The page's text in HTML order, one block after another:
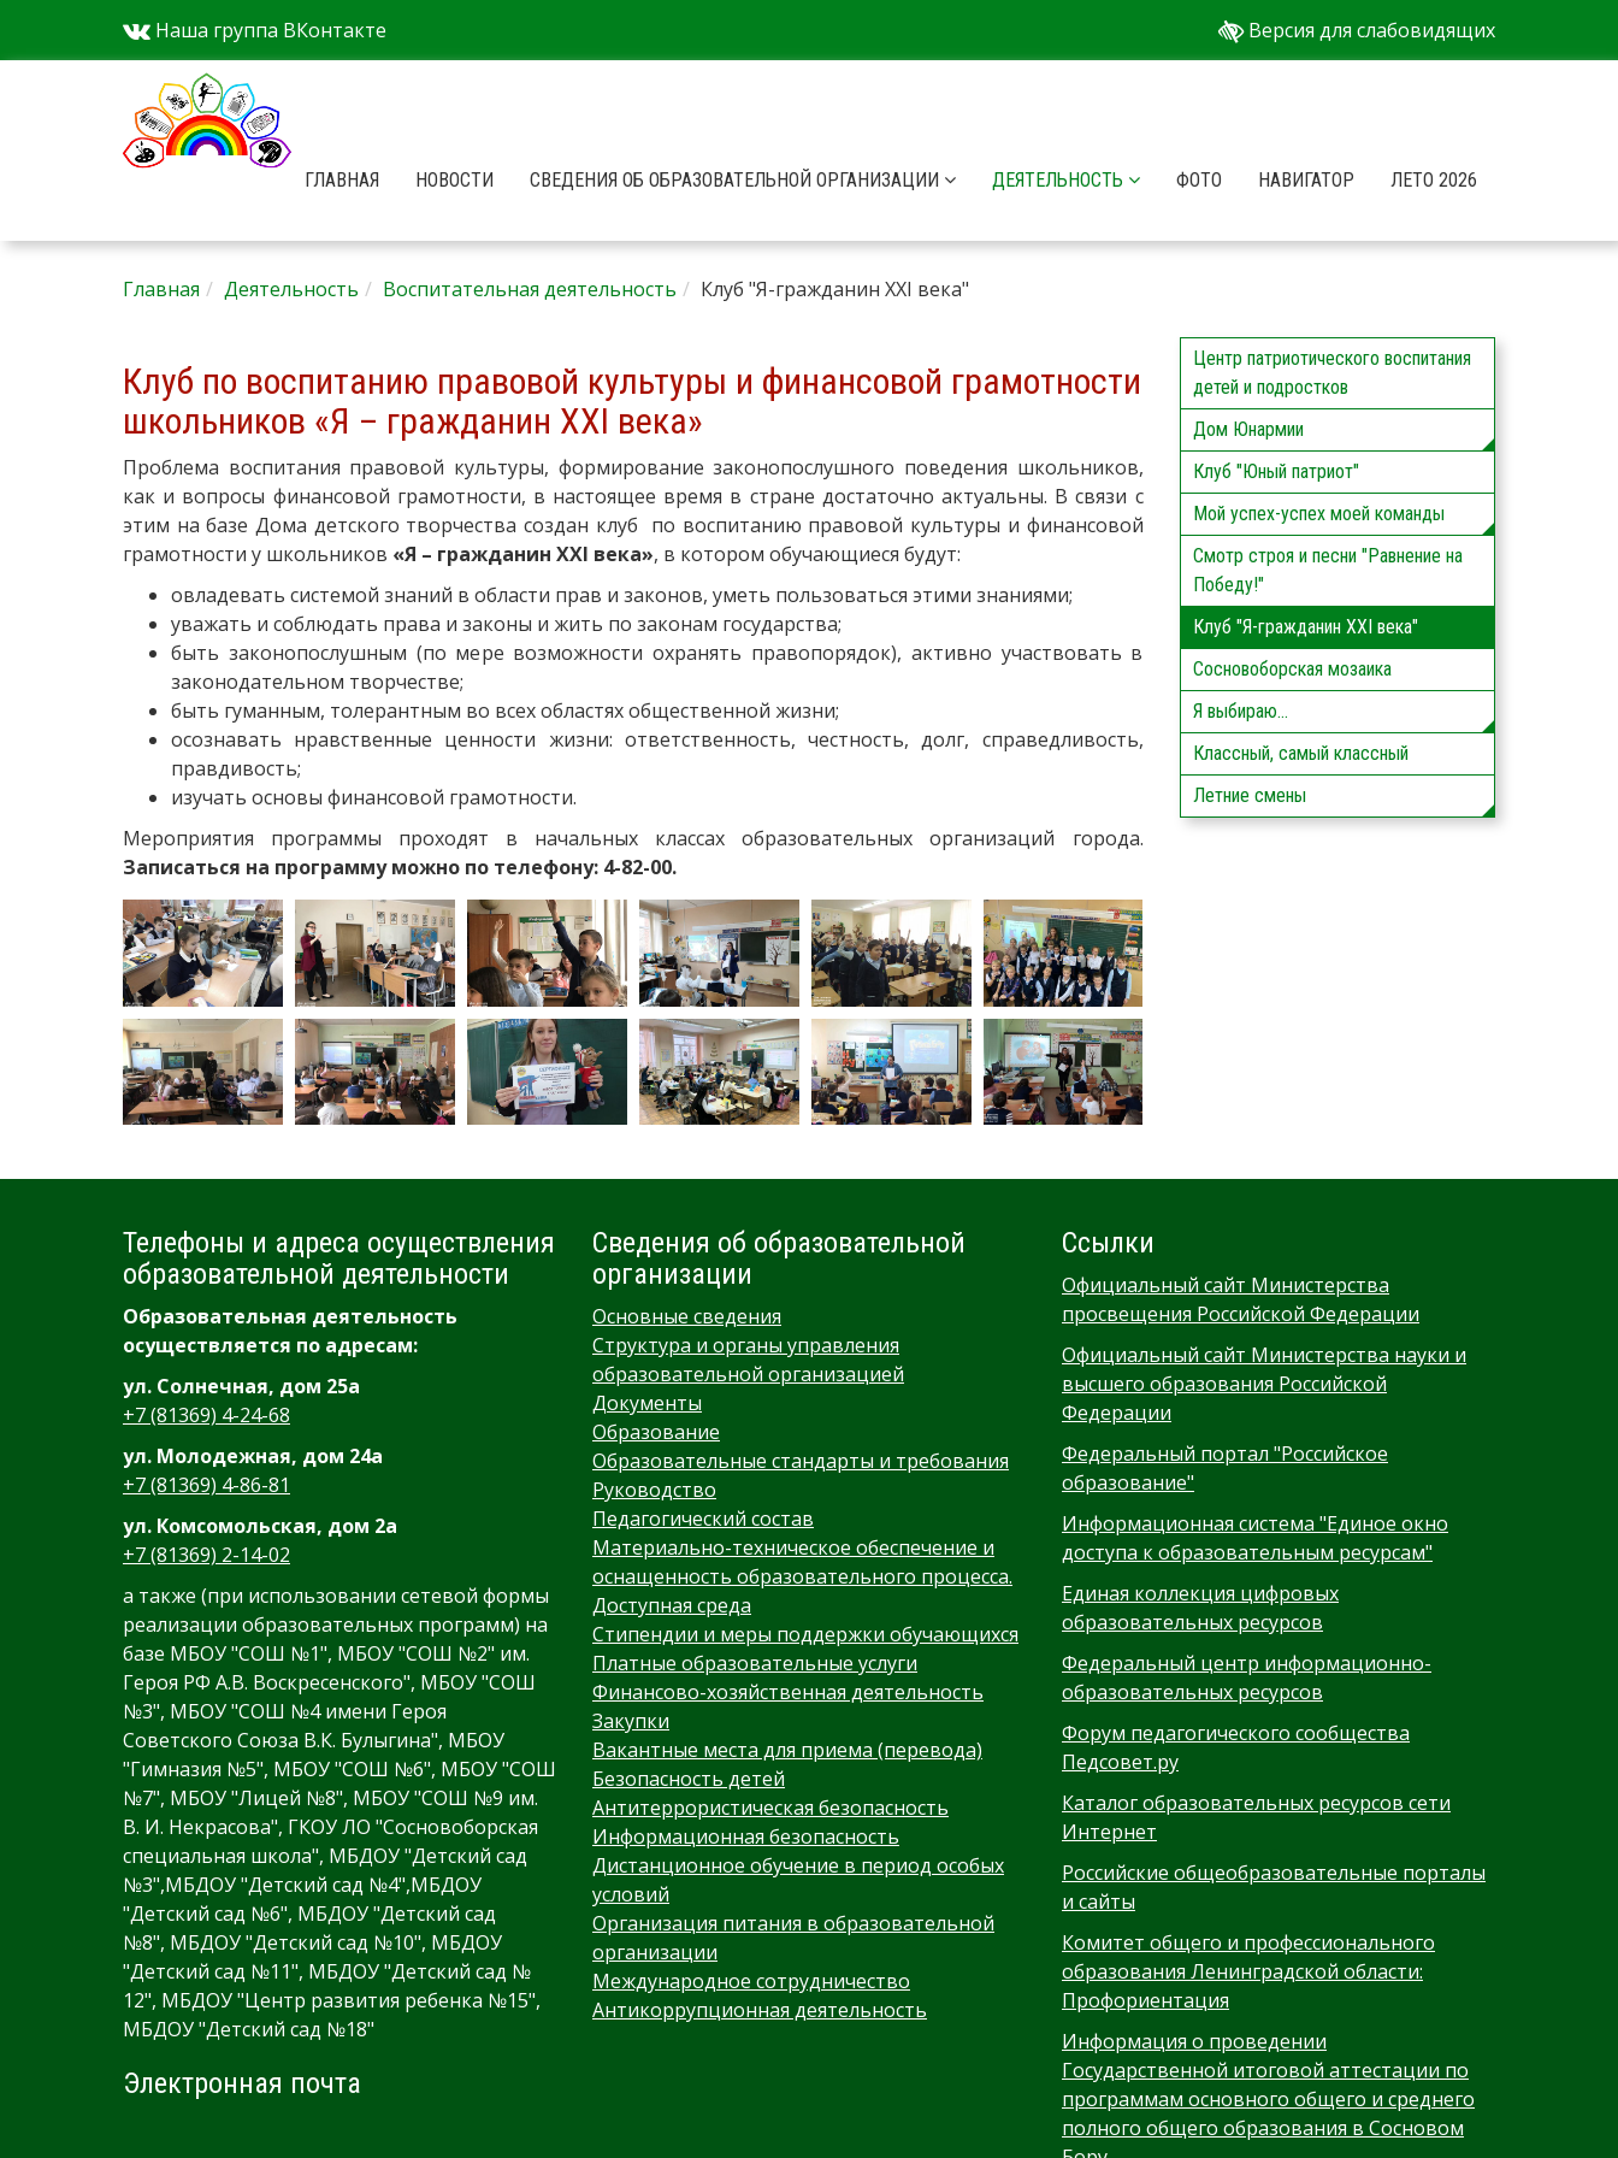
Наша группа ВКонтакте Версия для слабовидящих
ГЛАВНАЯ НОВОСТИ СВЕДЕНИЯ ОБ ОБРАЗОВАТЕЛЬНОЙ ОРГАНИЗАЦИИ ДЕЯТЕЛЬНОСТЬ ФОТО НАВИГАТОР ЛЕТО 2026
Главная Деятельность Воспитательная деятельность Клуб "Я-гражданин XXI века"
Клуб по воспитанию правовой культуры и финансовой грамотности
школьников «Я – гражданин XXI века»
Проблема воспитания правовой культуры, формирование законопослушного поведения школьников,
как и вопросы финансовой грамотности, в настоящее время в стране достаточно актуальны. В связи с
этим на базе Дома детского творчества создан клуб по воспитанию правовой культуры и финансовой
грамотности у школьников «Я – гражданин XXI века», в котором обучающиеся будут:
овладевать системой знаний в области прав и законов, уметь пользоваться этими знаниями;
уважать и соблюдать права и законы и жить по законам государства;
быть законопослушным (по мере возможности охранять правопорядок), активно участвовать в
законодательном творчестве;
быть гуманным, толерантным во всех областях общественной жизни;
осознавать нравственные ценности жизни: ответственность, честность, долг, справедливость,
правдивость;
изучать основы финансовой грамотности.
Мероприятия программы проходят в начальных классах образовательных организаций города.
Записаться на программу можно по телефону: 4-82-00.
Центр патриотического воспитания
детей и подростков
Дом Юнармии
Клуб "Юный патриот"
Мой успех-успех моей команды
Смотр строя и песни "Равнение на
Победу!"
Клуб "Я-гражданин XXI века"
Сосновоборская мозаика
Я выбираю...
Классный, самый классный
Летние смены
Телефоны и адреса осуществления
образовательной деятельности
Образовательная деятельность
осуществляется по адресам:
ул. Солнечная, дом 25а
+7 (81369) 4-24-68
ул. Молодежная, дом 24а
+7 (81369) 4-86-81
ул. Комсомольская, дом 2а
+7 (81369) 2-14-02
а также (при использовании сетевой формы
реализации образовательных программ) на
базе МБОУ "СОШ №1", МБОУ "СОШ №2" им.
Героя РФ А.В. Воскресенского", МБОУ "СОШ
№3", МБОУ "СОШ №4 имени Героя
Советского Союза В.К. Булыгина", МБОУ
"Гимназия №5", МБОУ "СОШ №6", МБОУ "СОШ
№7", МБОУ "Лицей №8", МБОУ "СОШ №9 им.
В. И. Некрасова", ГКОУ ЛО "Сосновоборская
специальная школа", МБДОУ "Детский сад
№3",МБДОУ "Детский сад №4",МБДОУ
"Детский сад №6", МБДОУ "Детский сад
№8", МБДОУ "Детский сад №10", МБДОУ
"Детский сад №11", МБДОУ "Детский сад №
12", МБДОУ "Центр развития ребенка №15",
МБДОУ "Детский сад №18"
Электронная почта
Сведения об образовательной
организации
Основные сведения
Структура и органы управления
образовательной организацией
Документы
Образование
Образовательные стандарты и требования
Руководство
Педагогический состав
Материально-техническое обеспечение и
оснащенность образовательного процесса.
Доступная среда
Стипендии и меры поддержки обучающихся
Платные образовательные услуги
Финансово-хозяйственная деятельность
Закупки
Вакантные места для приема (перевода)
Безопасность детей
Антитеррористическая безопасность
Информационная безопасность
Дистанционное обучение в период особых
условий
Организация питания в образовательной
организации
Международное сотрудничество
Антикоррупционная деятельность
Ссылки
Официальный сайт Министерства
просвещения Российской Федерации
Официальный сайт Министерства науки и
высшего образования Российской
Федерации
Федеральный портал "Российское
образование"
Информационная система "Единое окно
доступа к образовательным ресурсам"
Единая коллекция цифровых
образовательных ресурсов
Федеральный центр информационно-
образовательных ресурсов
Форум педагогического сообщества
Педсовет.ру
Каталог образовательных ресурсов сети
Интернет
Российские общеобразовательные порталы
и сайты
Комитет общего и профессионального
образования Ленинградской области:
Профориентация
Информация о проведении
Государственной итоговой аттестации по
программам основного общего и среднего
полного общего образования в Сосновом